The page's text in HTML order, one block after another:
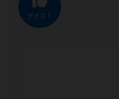
ナイス！